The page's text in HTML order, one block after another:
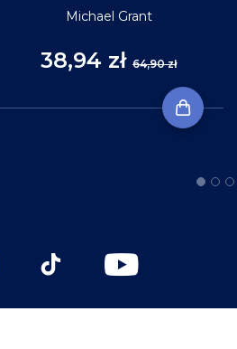
Michael Grant
38,94 zł 64,90 zł